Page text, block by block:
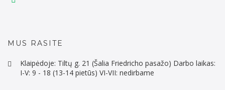
MUS RASITE
Klaipėdoje: Tiltų g. 21 (Šalia Friedricho pasažo) Darbo laikas:
I-V: 9 - 18 (13-14 pietūs) VI-VII: nedirbame